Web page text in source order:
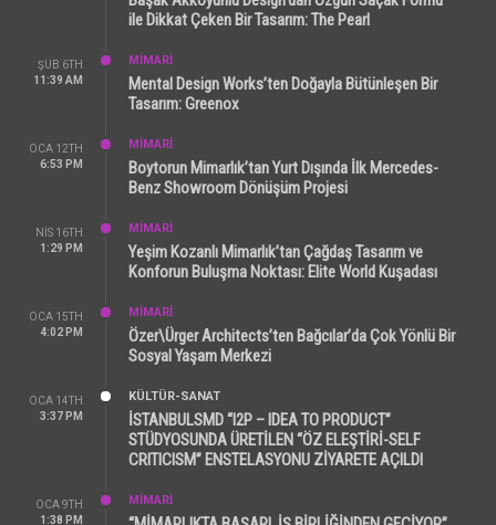
ile Dikkat Çeken Bir Tasarım: The Pearl
ŞUB 6TH
11:39 AM
MİMARİ
Mental Design Works’ten Doğayla Bütünleşen Bir
Tasarım: Greenox
OCA 12TH
6:53 PM
MİMARİ
Boytorun Mimarlık’tan Yurt Dışında İlk Mercedes-
Benz Showroom Dönüşüm Projesi
NIS 16TH
1:29 PM
MİMARİ
Yeşim Kozanlı Mimarlık’tan Çağdaş Tasarım ve
Konforun Buluşma Noktası: Elite World Kuşadası
OCA 15TH
4:02 PM
MİMARİ
Özer\Ürger Architects’ten Bağcılar’da Çok Yönlü Bir
Sosyal Yaşam Merkezi
OCA 14TH
3:37 PM
KÜLTÜR-SANAT
İSTANBULSMD “I2P – IDEA TO PRODUCT”
STÜDYOSUNDA ÜRETİLEN “ÖZ ELEŞTİRİ-SELF
CRITICISM” ENSTELASYONU ZİYARETE AÇILDI
OCA 9TH
1:38 PM
MİMARİ